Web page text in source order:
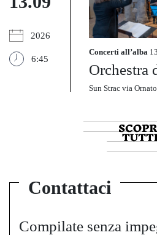
2026
6:45
Concerti all’alba
Orchestra
Sun Strac via
Contattaci
Compilate senza